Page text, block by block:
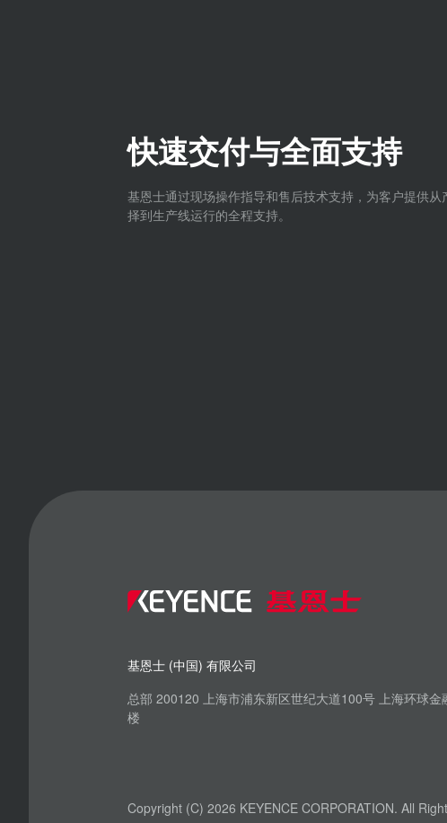
快速交付与全面支持
基恩士通过现场操作指导和售后技术支持，为客户提供从
择到生产线运行的全程支持。
基恩士 (中国) 有限公司
总部 200120 上海市浦东新区世纪大道100号 上海环球金
楼
Copyright (C) 2026 KEYENCE CORPORATION. All